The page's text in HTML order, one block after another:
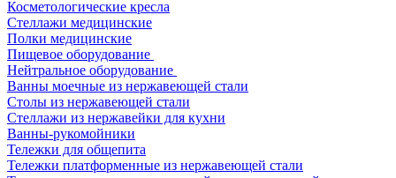
Косметологические кресла
Стеллажи медицинские
Полки медицинские
Пищевое оборудование
Нейтральное оборудование
Ванны моечные из нержавеющей стали
Столы из нержавеющей стали
Стеллажи из нержавейки для кухни
Ванны-рукомойники
Тележки для общепита
Тележки платформенные из нержавеющей стали